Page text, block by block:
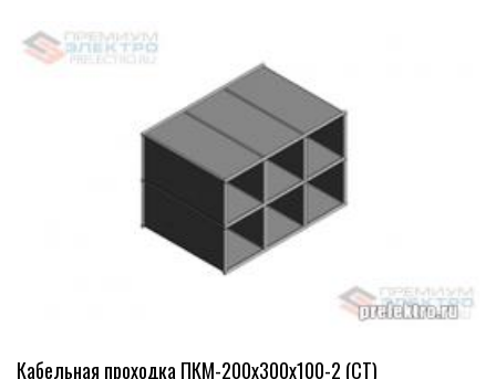
Кабельная проходка ПКМ-200х300х100-2 (СТ)